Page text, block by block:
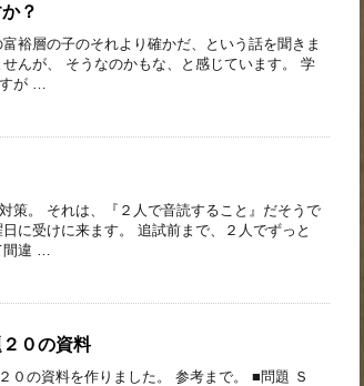
？
裕層の子のそれより確かだ、という話を聞きま
んが、 そうなのかもな、と感じています。 学
が …
策。 それは、『２人で音読すること』だそうで
に受けに来ます。 追試前まで、２人でずっと
違 …
０の資料
０の資料を作りました。 参考まで。 ■問題 Ｓ